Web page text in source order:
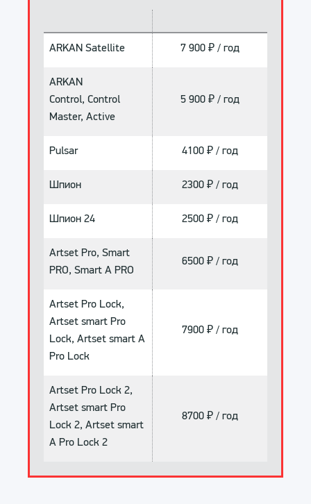
ARKAN Satellite 7 900 ₽ / год
ARKAN
Control, Control
Master, Active
5 900 ₽ / год
Pulsar 4100 ₽ / год
Шпион 2300 ₽ / год
Шпион 24 2500 ₽ / год
Artset Pro, Smart
PRO, Smart A PRO
6500 ₽ / год
Artset Pro Lock,
Artset smart Pro
Lock, Artset smart A
Pro Lock
7900 ₽ / год
Artset Pro Lock 2,
Artset smart Pro
Lock 2, Artset smart
A Pro Lock 2
8700 ₽ / год